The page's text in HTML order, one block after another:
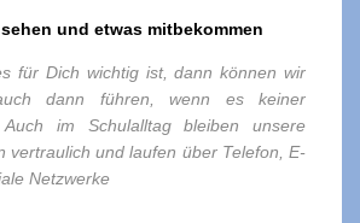
und etwas mitbekommen
für Dich wichtig ist, dann können wir
dann führen, wenn es keiner
Auch im Schulalltag bleiben unsere
vertraulich und laufen über Telefon, E-
Netzwerke